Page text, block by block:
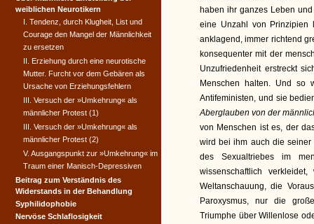
haben ihr ganzes Leben
eine Unzahl von Prinzipien
anklagend, immer richtend
konsequenter mit der
Unzufriedenheit erstreckt
Menschen halten. Und
Antifeministen, und sie
Aberglauben von der
von Menschen ist es, der
wird bei ihm auch die seiner
des Sexualtriebes im
wissenschaftlich
Weltanschauung, die
Paroxysmus, nur die
Triumphe über Willenlose
weiblichen Neurotikern
I. Tendenz, durch Klugheit, List und
Courage den Mangel der Männlichkeit
zu ersetzen
II. Erziehung durch eine neurotische
Mutter. Furcht vor dem Gebären als
Ursache von Erziehungsfehlern
III. Versuch der »Umkehrung« als
männlicher Protest (1)
III. Versuch der »Umkehrung« als
männlicher Protest (2)
V. Ausgangspunkt zur »Umkehrung« im
Traum einer Manisch-Depressiven
Beitrag zum Verständnis des
Widerstands in der Behandlung
Syphilidophobie
Nervöse Schlaflosigkeit